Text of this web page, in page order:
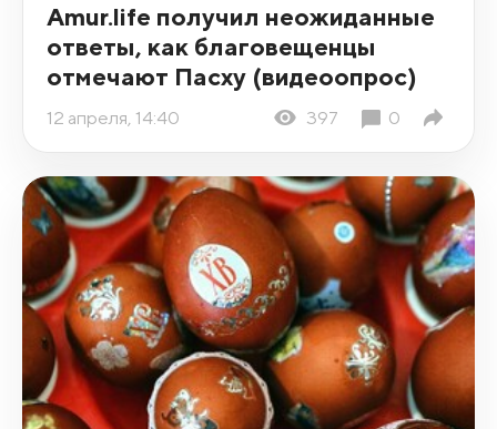
Amur.life получил неожиданные
ответы, как благовещенцы
отмечают Пасху (видеоопрос)
12 апреля, 14:40 397 0